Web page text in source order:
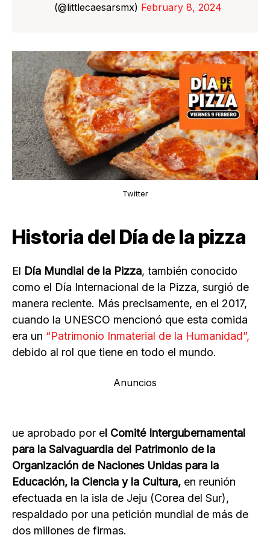
(@littlecaesarsmx) February 8, 2024
Twitter
Historia del Día de la pizza
El Día Mundial de la Pizza, también conocido
como el Día Internacional de la Pizza, surgió de
manera reciente. Más precisamente, en el 2017,
cuando la UNESCO mencionó que esta comida
era un “Patrimonio Inmaterial de la Humanidad”,
debido al rol que tiene en todo el mundo.
Anuncios
ue aprobado por el Comité Intergubernamental
para la Salvaguardia del Patrimonio de la
Organización de Naciones Unidas para la
Educación, la Ciencia y la Cultura, en reunión
efectuada en la isla de Jeju (Corea del Sur),
respaldado por una petición mundial de más de
dos millones de firmas.